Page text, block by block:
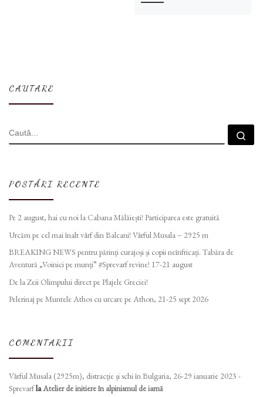
CAUTARE
CĂUTARE
POSTĂRI RECENTE
Pe 2 august, hai cu noi la Cabana Mălăiești! Participarea este gratuită
Urcăm pe cel mai înalt vârf din Balcani! Vârful Musala – 2925 m
BREAKING NEWS pentru părinți curajoși și copii neînfricați. Tabăra de
Aventură „Voinici pe munți” #Sprevarf revine! 17-21 august
De la Zeii Olimpului direct pe Plajele Greciei!
Pelerinaj pe Muntele Athos cu urcare pe Athon, 21-25 sept 2026
COMENTARII
Vârful Musala (2925m), distracție și schi în Bulgaria, 26-29 ianuarie 2023 -
SprevarflaAtelier de initiere în alpinismul de iarnă